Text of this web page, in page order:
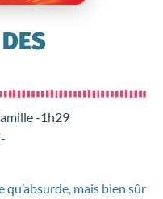
-1h29
mais bien sûr